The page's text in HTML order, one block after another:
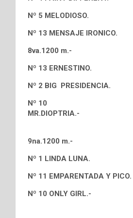
Nº 5 MELODIOSO.
Nº 13 MENSAJE IRONICO.
8va.1200 m.-
Nº 13 ERNESTINO.
Nº 2 BIG PRESIDENCIA.
Nº 10
9na.1200 m.-
Nº 1 LINDA LUNA.
Nº 11 EMPARENTADA Y PICO.
Nº 10 ONLY GIRL.-